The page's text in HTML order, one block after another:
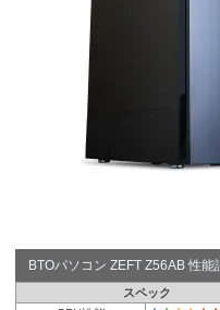
BTOパソコン ZEFT Z56AB 性
スペック